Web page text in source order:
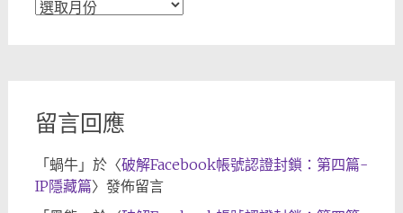
文
留言回應
「 蝸牛」於〈破解Facebook帳號認證封鎖：第四篇-
IP隱藏篇〉發佈留言